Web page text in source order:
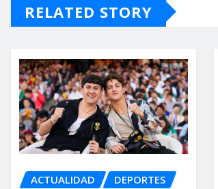
RELATED STORY
ACTUALIDAD DEPORTES